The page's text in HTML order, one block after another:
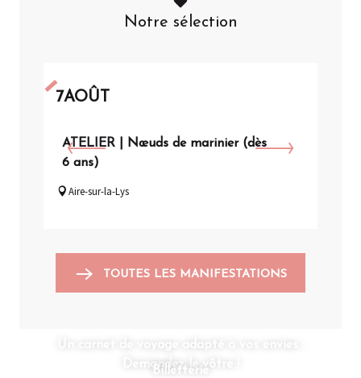
Notre sélection
7AOÛT
ATELIER | Nœuds de marinier (dès
6 ans)
Aire-sur-la-Lys
TOUTES LES MANIFESTATIONS
Un carnet de voyage adapté à vos envies :
Demandez le vôtre !
Billetterie